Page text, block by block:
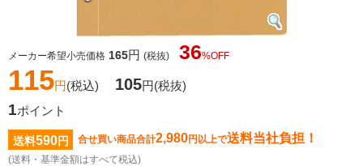
メーカー希望小売価格 165円 (税抜) 36%OFF
115円(税込) 105円(税抜)
1ポイント
送料590円 合せ買い商品合計2,980円以上で送料当社負担！
(送料・基準金額はすべて税込)